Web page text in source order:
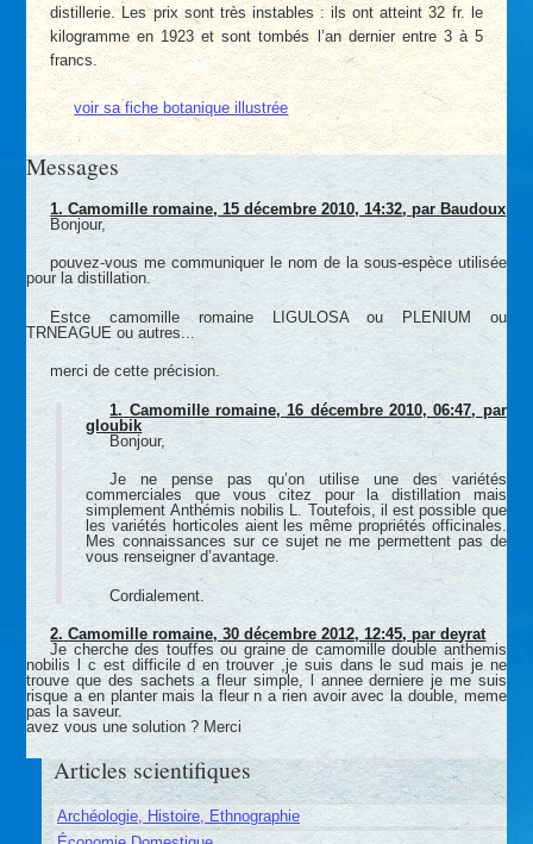
distillerie. Les prix sont très instables : ils ont atteint 32 fr. le
kilogramme en 1923 et sont tombés l’an dernier entre 3 à 5
francs.
voir sa fiche botanique illustrée
Messages
1. Camomille romaine,15 décembre 2010, 14:32,parBaudoux
Bonjour,
pouvez-vous me communiquer le nom de la sous-espèce utilisée
pour la distillation.
Estce camomille romaine LIGULOSA ou PLENIUM ou
TRNEAGUE ou autres...
merci de cette précision.
1. Camomille romaine,16 décembre 2010, 06:47, par
gloubik
Bonjour,
Je ne pense pas qu’on utilise une des variétés
commerciales que vous citez pour la distillation mais
simplement Anthémis nobilis L. Toutefois, il est possible que
les variétés horticoles aient les même propriétés officinales.
Mes connaissances sur ce sujet ne me permettent pas de
vous renseigner d’avantage.
Cordialement.
2. Camomille romaine,30 décembre 2012, 12:45,pardeyrat
Je cherche des touffes ou graine de camomille double anthemis
nobilis l c est difficile d en trouver ,je suis dans le sud mais je ne
trouve que des sachets a fleur simple, l annee derniere je me suis
risque a en planter mais la fleur n a rien avoir avec la double, meme
pas la saveur.
avez vous une solution ? Merci
Articles scientifiques
Archéologie, Histoire, Ethnographie